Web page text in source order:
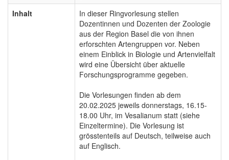
Inhalt
In dieser Ringvorlesung stellen
Dozentinnen und Dozenten der Zoologie
aus der Region Basel die von ihnen
erforschten Artengruppen vor. Neben
einem Einblick in Biologie und Artenvielfalt
wird eine Übersicht über aktuelle
Forschungsprogramme gegeben.
Die Vorlesungen finden ab dem
20.02.2025 jeweils donnerstags, 16.15-
18.00 Uhr, im Vesalianum statt (siehe
Einzeltermine). Die Vorlesung ist
grösstenteils auf Deutsch, teilweise auch
auf Englisch.